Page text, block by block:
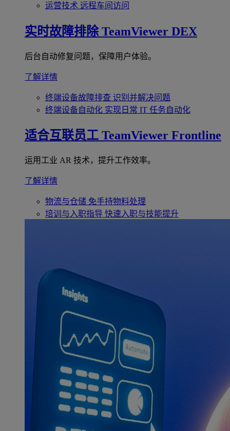
运营技术 远程车间访问
实时故障排除 TeamViewer DEX
后台自动修复问题，保障用户体验。
了解详情
终端设备故障排查 识别并解决问题
终端设备自动化 实现日常 IT 任务自动化
适合互联员工 TeamViewer Frontline
运用工业 AR 技术，提升工作效率。
了解详情
物流与仓储 免手持物料处理
培训与入职指导 快速入职与技能提升